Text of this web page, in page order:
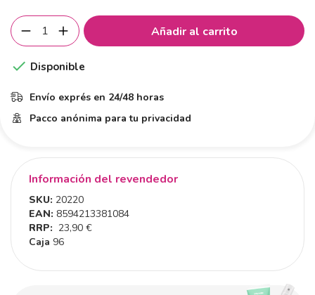
Añadir al carrito
 Disponible
Envío exprés en 24/48 horas
Pacco anónima para tu privacidad
Información del revendedor
SKU: 20220
EAN: 8594213381084
RRP: 23,90 €
Caja 96